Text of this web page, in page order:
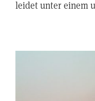
leidet unter einem